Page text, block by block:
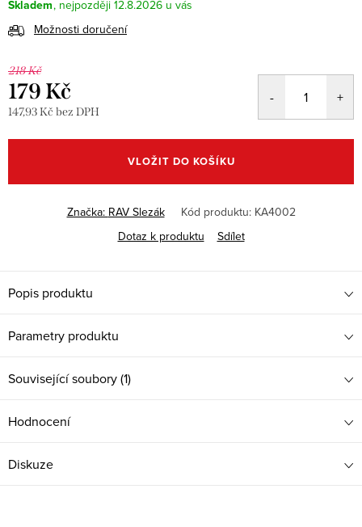
Skladem
12.8.2026
Možnosti doručení
218 Kč
179 Kč
147,93 Kč bez DPH
cena:
VLOŽIT DO KOŠÍKU
Značka: RAV Slezák Kód produktu: KA4002
Dotaz k produktu
Sdílet
Popis produktu
Parametry produktu
Související soubory (1)
Hodnocení
Diskuze